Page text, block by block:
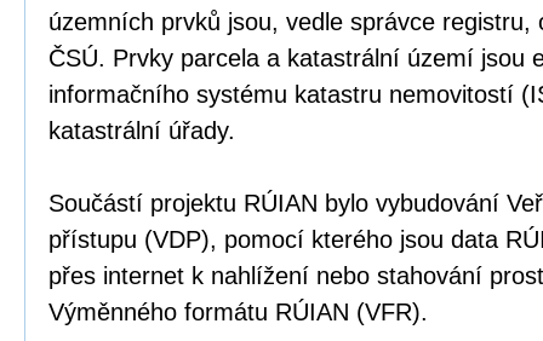
územních prvků jsou, vedle správce registru,
ČSÚ. Prvky parcela a katastrální území jsou
informačního systému katastru nemovitostí
katastrální úřady.
Součástí projektu RÚIAN bylo vybudování
přístupu (VDP), pomocí kterého jsou data
přes internet k nahlížení nebo stahování
Výměnného formátu RÚIAN (VFR).